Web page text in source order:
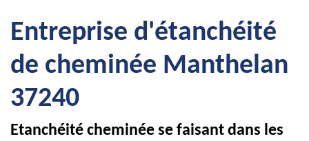
Entreprise d'étanchéité
de cheminée Manthelan
37240
Etanchéité cheminée se faisant dans les